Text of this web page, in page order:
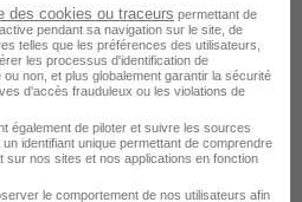
Inférieur à 2 jours
des cookies ou traceurs permettant de
pendant sa navigation sur le site, de
telles que les préférences des utilisateurs,
les processus d'identification de
non, et plus globalement garantir la sécurité
d'accès frauduleux ou les violations de
également de piloter et suivre les sources
identifiant unique permettant de comprendre
sur nos sites et nos applications en fonction
le comportement de nos utilisateurs afin